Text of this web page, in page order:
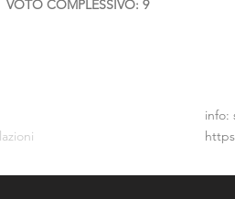
VOTO COMPLESSIVO: 9
info: